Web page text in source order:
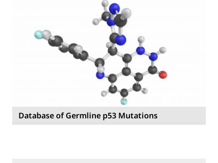
Database of Germline p53 Mutations